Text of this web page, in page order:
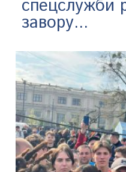
спецслужби
завору...